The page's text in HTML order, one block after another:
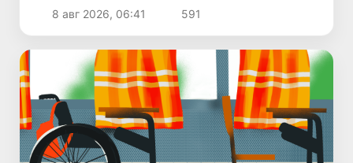
8 авг 2026, 06:41 591